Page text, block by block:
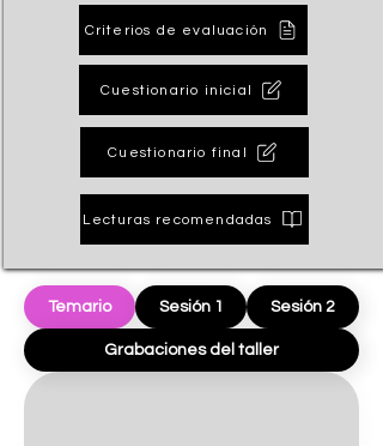
Criterios de evaluación
Cuestionario inicial
Cuestionario final
Lecturas recomendadas
Temario Sesión 1 Sesión 2
Grabaciones del taller